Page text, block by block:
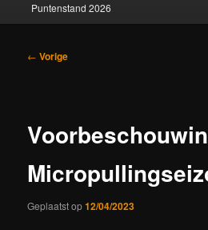
Puntenstand 2026
Bericht
← Vorige
Geplaatst op12/04/2023